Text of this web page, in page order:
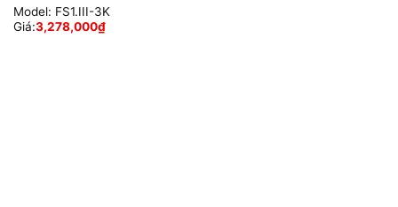
Model: FS1.III-3K
Giá:3,278,000₫